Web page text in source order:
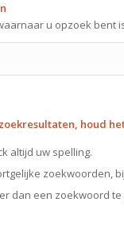
u opzoek bent
houd
altijd uw spelling.
zoekwoorden,
dan een zoekwoord